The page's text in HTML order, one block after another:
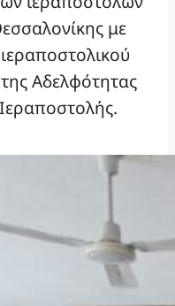
με
Αδελφότητας